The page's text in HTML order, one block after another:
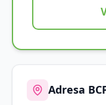
Adresa